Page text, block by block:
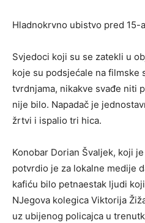
Hladnokrvno ubistvo pred 15-
Svjedoci koji su se zatekli u
koje su podsjećale na filmske
tvrdnjama, nikakve svađe niti
nije bilo. Napadač je
žrtvi i ispalio tri hica.
Konobar Dorian Švaljek, koji
potvrdio je za lokalne medije
kafiću bilo petnaestak ljudi
NJegova kolegica Viktorija
uz ubijenog policajca u